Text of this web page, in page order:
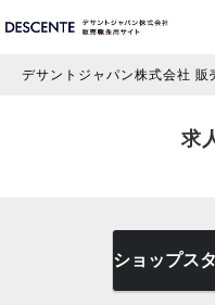
デサントジャパン株式会社 販
求
ショップス